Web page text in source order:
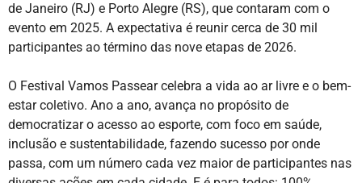
de Janeiro (RJ) e Porto Alegre (RS), que contaram com o
evento em 2025. A expectativa é reunir cerca de 30 mil
participantes ao término das nove etapas de 2026.
O Festival Vamos Passear celebra a vida ao ar livre e o bem-
estar coletivo. Ano a ano, avança no propósito de
democratizar o acesso ao esporte, com foco em saúde,
inclusão e sustentabilidade, fazendo sucesso por onde
passa, com um número cada vez maior de participantes nas